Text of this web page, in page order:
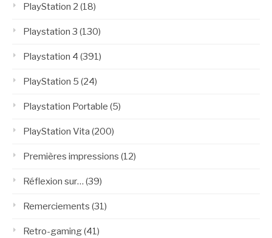
PlayStation 2 (18)
Playstation 3 (130)
Playstation 4 (391)
PlayStation 5 (24)
Playstation Portable (5)
PlayStation Vita (200)
Premières impressions (12)
Réflexion sur… (39)
Remerciements (31)
Retro-gaming(41)